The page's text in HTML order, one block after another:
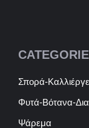
Σπορά-
Φυτά-Βότανα-
Ψάρεμα